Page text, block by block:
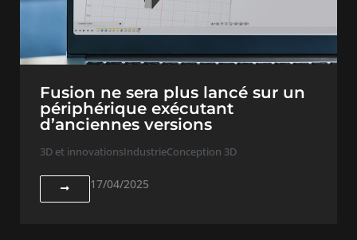
Fusion ne sera plus lancé sur un
périphérique exécutant
d’anciennes versions
3D et innovationsIndustrieConception 3D
17/04/2025